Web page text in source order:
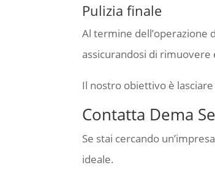
Pulizia finale
Al termine dell’operazione
assicurandosi di
Il nostro obiettivo è
Contatta Dema
Se stai cercando
ideale.